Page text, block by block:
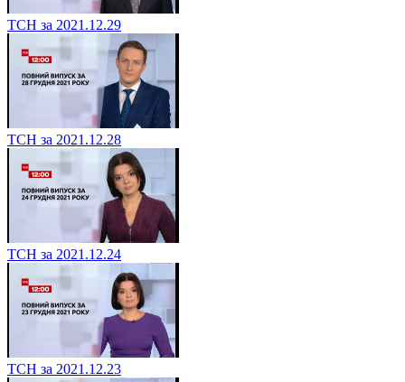
ТСН за 2021.12.29
ТСН за 2021.12.28
ТСН за 2021.12.24
ТСН за 2021.12.23